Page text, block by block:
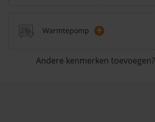
Warmtepomp +
Andere kenmerken toevoegen?